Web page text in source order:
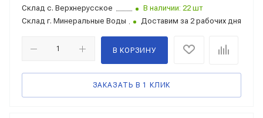
Склад с. Верхнерусское
В наличии: 22 шт
Склад г. Минеральные Воды Доставим за 2 рабочих дня
В КОРЗИНУ
ЗАКАЗАТЬ В 1 КЛИК